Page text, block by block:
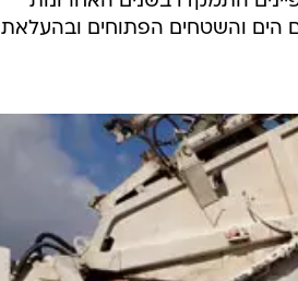
הישראלי ויום כדור הארץ
להם קוראים לצמצום בזבוז משאבים
התמקדו בשנים האחרונות
הים והשטחים הפתוחים ובהעלאת